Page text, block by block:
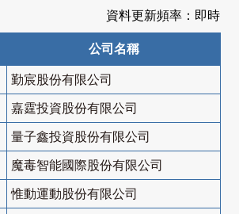
資料更新頻率：即時
公司名稱
勤宸股份有限公司
嘉霆投資股份有限公司
量子鑫投資股份有限公司
魔毒智能國際股份有限公司
惟動運動股份有限公司